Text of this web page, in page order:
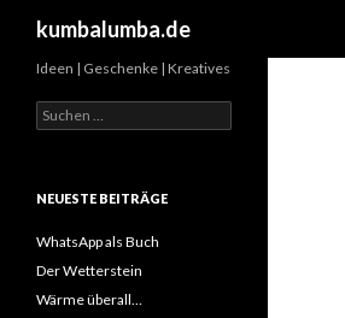
kumbalumba.de
Ideen | Geschenke | Kreatives
Suche
nach:
NEUESTE BEITRÄGE
WhatsApp als Buch
Der Wetterstein
Wärme überall…